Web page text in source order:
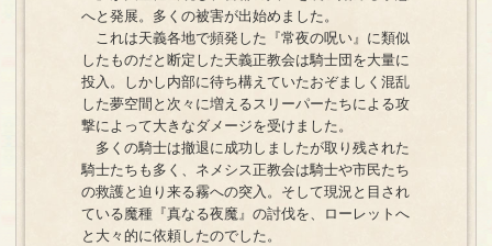
へと発展。多くの被害が出始めました。
これは天義各地で頻発した『常夜の呪い』に類似
したものだと断定した天義正教会は騎士団を大量に
投入。しかし内部に待ち構えていたおぞましく混乱
した夢空間と次々に増えるスリーパーたちによる攻
撃によって大きなダメージを受けました。
多くの騎士は撤退に成功しましたが取り残された
騎士たちも多く、ネメシス正教会は騎士や市民たち
の救護と迫り来る霧への突入。そして現況と目され
ている魔種『真なる夜魔』の討伐を、ローレットへ
と大々的に依頼したのでした。